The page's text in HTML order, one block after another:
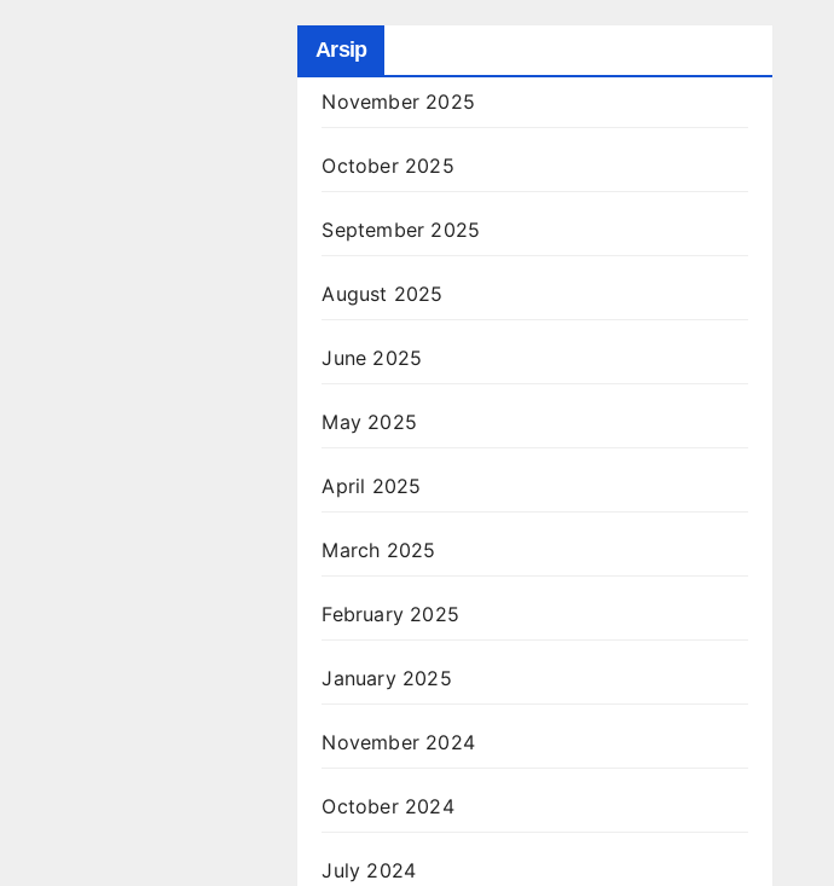
Arsip
November 2025
October 2025
September 2025
August 2025
June 2025
May 2025
April 2025
March 2025
February 2025
January 2025
November 2024
October 2024
July 2024